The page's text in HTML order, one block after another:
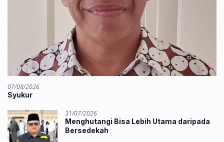
07/08/2026
Syukur
31/07/2026
Menghutangi Bisa Lebih Utama daripada
Bersedekah